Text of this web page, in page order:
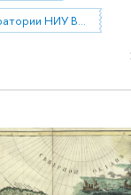
международные лаборатории НИУ ВШЭ